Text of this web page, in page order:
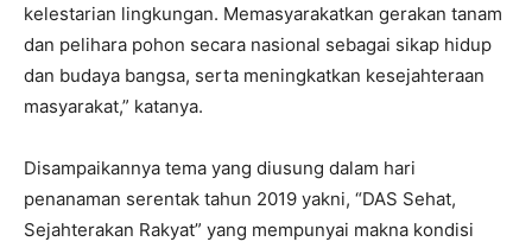
kelestarian lingkungan. Memasyarakatkan gerakan tanam
dan pelihara pohon secara nasional sebagai sikap hidup
dan budaya bangsa, serta meningkatkan kesejahteraan
masyarakat,” katanya.
Disampaikannya tema yang diusung dalam hari
penanaman serentak tahun 2019 yakni, “DAS Sehat,
Sejahterakan Rakyat” yang mempunyai makna kondisi